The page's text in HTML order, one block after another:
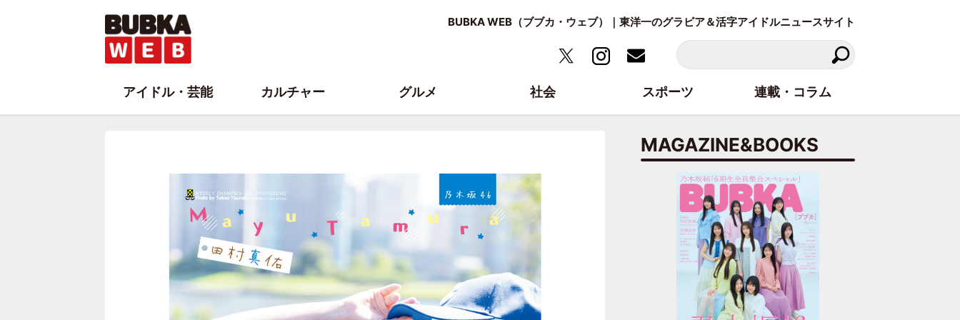
BUBKA WEB（ブブカ・ウェブ）｜東洋一のグラビア＆活字アイドルニュースサイト
MAGAZINE&BOOKS
アイドル・芸能 カルチャー グルメ 社会 スポーツ 連載・コラム